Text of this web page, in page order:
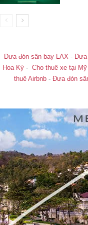
Đưa đón sân bay LAX - Đưa
Hoa Kỳ- Cho thuê xe tại Mỹ
thuê Airbnb- Đưa đón